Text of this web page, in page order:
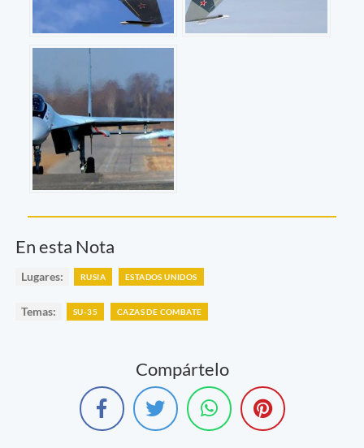
En esta Nota
Lugares: RUSIA ESTADOS UNIDOS
Temas: SU-35 CAZAS DE COMBATE
Compártelo